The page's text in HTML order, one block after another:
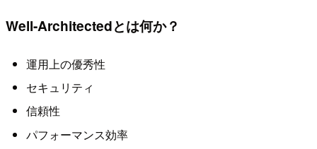
Well-Architectedとは何か？
運用上の優秀性
セキュリティ
信頼性
パフォーマンス効率